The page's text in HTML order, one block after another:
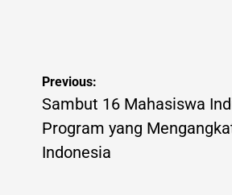
Post
navigation
Previous:
Sambut 16 Mahasiswa
Program yang
Indonesia